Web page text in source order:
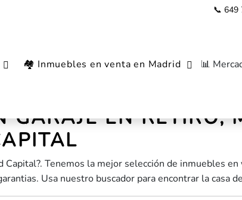
📞 649
🏘️ Inmuebles en venta en Madrid 📊
GARAJE EN RETIRO,
Tenemos la mejor selección de inmuebles en
Usa nuestro buscador para encontrar la casa